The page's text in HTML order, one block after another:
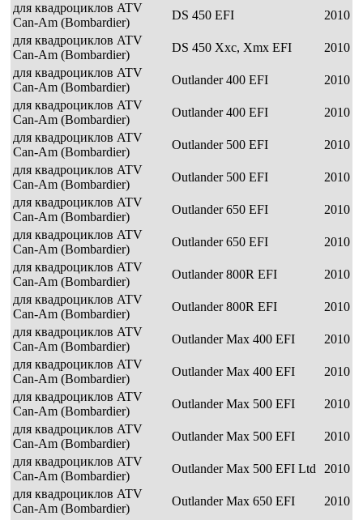
для квадроциклов ATV
Can-Am (Bombardier)
DS 450 EFI
2010
для квадроциклов ATV
Can-Am (Bombardier)
DS 450 Xxc, Xmx EFI
2010
для квадроциклов ATV
Can-Am (Bombardier)
Outlander 400 EFI
2010
для квадроциклов ATV
Can-Am (Bombardier)
Outlander 400 EFI
2010
для квадроциклов ATV
Can-Am (Bombardier)
Outlander 500 EFI
2010
для квадроциклов ATV
Can-Am (Bombardier)
Outlander 500 EFI
2010
для квадроциклов ATV
Can-Am (Bombardier)
Outlander 650 EFI
2010
для квадроциклов ATV
Can-Am (Bombardier)
Outlander 650 EFI
2010
для квадроциклов ATV
Can-Am (Bombardier)
Outlander 800R EFI
2010
для квадроциклов ATV
Can-Am (Bombardier)
Outlander 800R EFI
2010
для квадроциклов ATV
Can-Am (Bombardier)
Outlander Max 400 EFI
2010
для квадроциклов ATV
Can-Am (Bombardier)
Outlander Max 400 EFI
2010
для квадроциклов ATV
Can-Am (Bombardier)
Outlander Max 500 EFI
2010
для квадроциклов ATV
Can-Am (Bombardier)
Outlander Max 500 EFI
2010
для квадроциклов ATV
Can-Am (Bombardier)
Outlander Max 500 EFI Ltd
2010
для квадроциклов ATV
Can-Am (Bombardier)
Outlander Max 650 EFI
2010